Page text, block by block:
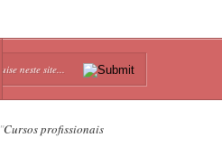
"Cursos profissionais